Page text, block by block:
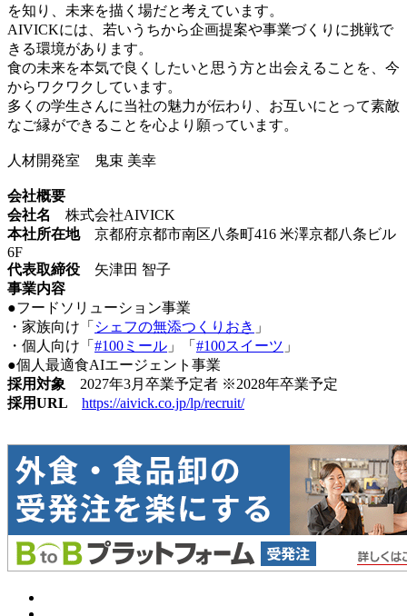
を知り、未来を描く場だと考えています。
AIVICKには、若いうちから企画提案や事業づくりに挑戦で
きる環境があります。
食の未来を本気で良くしたいと思う方と出会えることを、今
からワクワクしています。
多くの学生さんに当社の魅力が伝わり、お互いにとって素敵
なご縁ができることを心より願っています。
人材開発室 鬼束 美幸
会社概要
会社名 株式会社AIVICK
本社所在地 京都府京都市南区八条町416 米澤京都八条ビル
6F
代表取締役 矢津田 智子
事業内容
●フードソリューション事業
・家族向け「 シェフの無添つくりおき 」
・個人向け「 #100ミール 」「 #100スイーツ 」
●個人最適食AIエージェント事業
採用対象 2027年3月卒業予定者 ※2028年卒業予定
採用URL https://aivick.co.jp/lp/recruit/